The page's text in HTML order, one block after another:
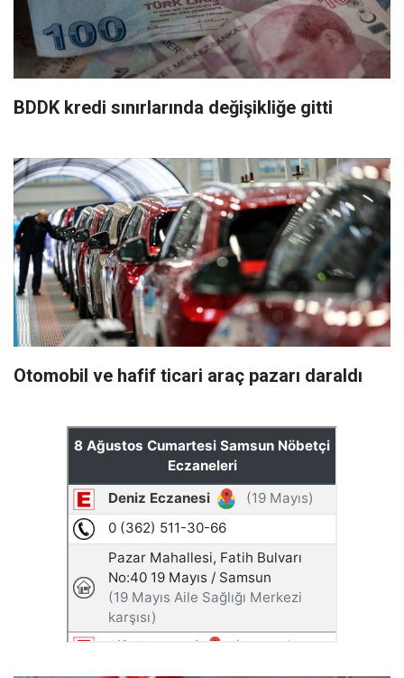
BDDK kredi sınırlarında değişikliğe gitti
Otomobil ve hafif ticari araç pazarı daraldı